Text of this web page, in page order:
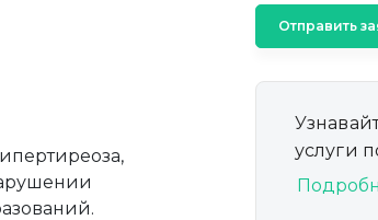
Отправить
услуги